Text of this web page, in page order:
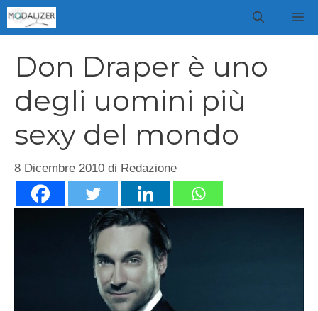
Vai
al
Don Draper è uno
degli uomini più
sexy del mondo
8 Dicembre 2010 di Redazione